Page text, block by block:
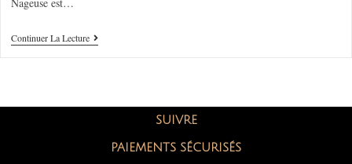
Nageuse est…
Continuer La Lecture
SUIVRE
PAIEMENTS SÉCURISÉS